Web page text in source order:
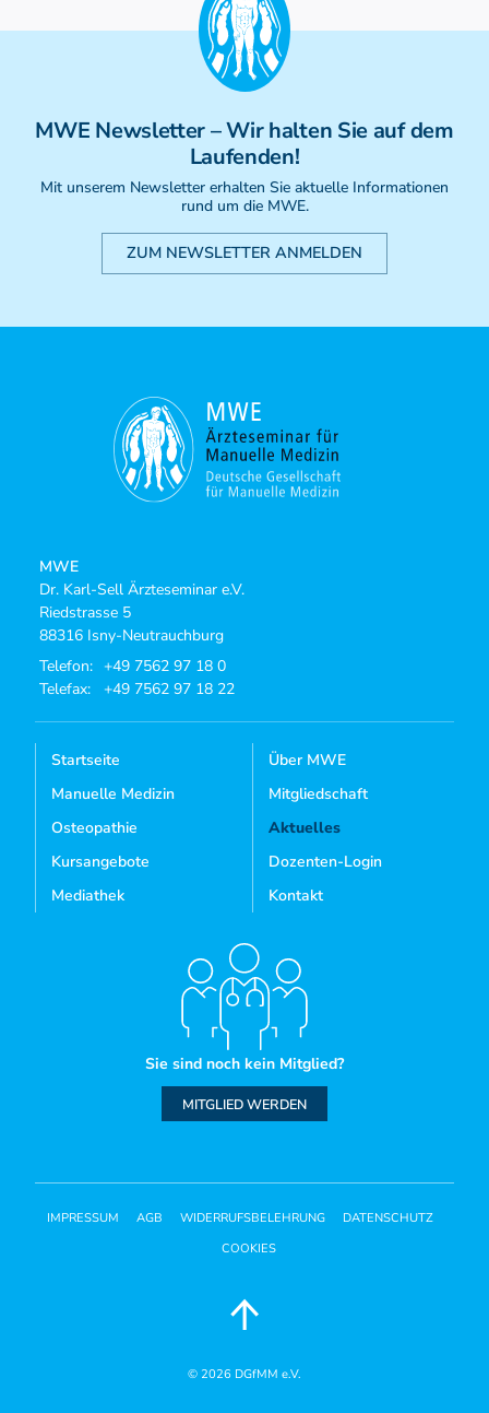
MWE Newsletter– Wir halten Sie auf dem
Laufenden!
Mit unserem Newsletter erhalten Sie aktuelle Informationen
rund um die MWE.
ZUM NEWSLETTER ANMELDEN
MWE
Dr. Karl-Sell Ärzteseminar e.V.
Riedstrasse 5
88316 Isny-Neutrauchburg
Telefon: +49 7562 97 18 0
Telefax:
+49 7562 97 18 22
Startseite
Manuelle Medizin
Osteopathie
Kursangebote
Mediathek
Über MWE
Mitgliedschaft
Aktuelles
Dozenten-Login
Kontakt
Sie sind noch kein Mitglied?
MITGLIED WERDEN
IMPRESSUM AGB WIDERRUFSBELEHRUNG
DATENSCHUTZ
COOKIES
© 2026 DGfMM e.V.